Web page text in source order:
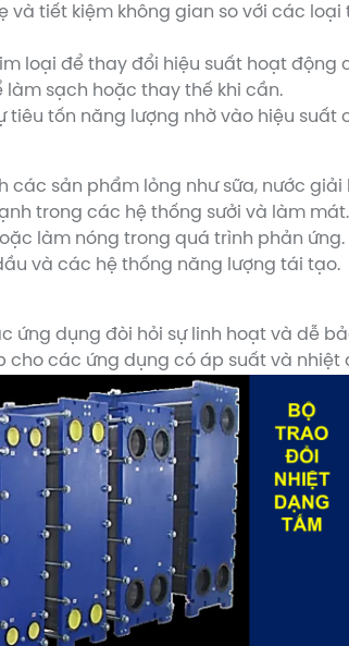
và tiết kiệm không gian so với các
loại để thay đổi hiệu suất hoạt động
sạch hoặc thay thế khi cần.
tốn năng lượng nhờ vào hiệu suất
sản phẩm lỏng như sữa, nước giải
trong các hệ thống sưởi và làm mát.
làm nóng trong quá trình phản ứng.
và các hệ thống năng lượng tái tạo.
ứng dụng đòi hỏi sự linh hoạt và dễ
các ứng dụng có áp suất và nhiệt